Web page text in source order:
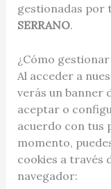
gestionadas por
SERRANO.
¿Cómo gestionar
Al acceder a
verás un banner
aceptar o
acuerdo con tus
momento,
cookies a través
navegador: